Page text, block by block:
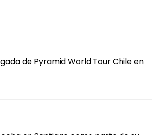
de Pyramid World Tour Chile en